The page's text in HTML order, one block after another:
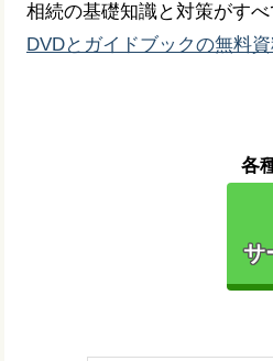
相続の基礎知識と対策がす
DVDとガイドブックの無料
各
サ